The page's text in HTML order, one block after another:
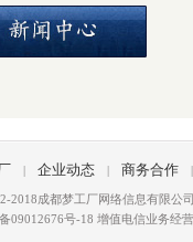
| 企业动态 | 商务合作 |
2018成都梦工厂网络信息有限公
09012676号-18 增值电信业务经